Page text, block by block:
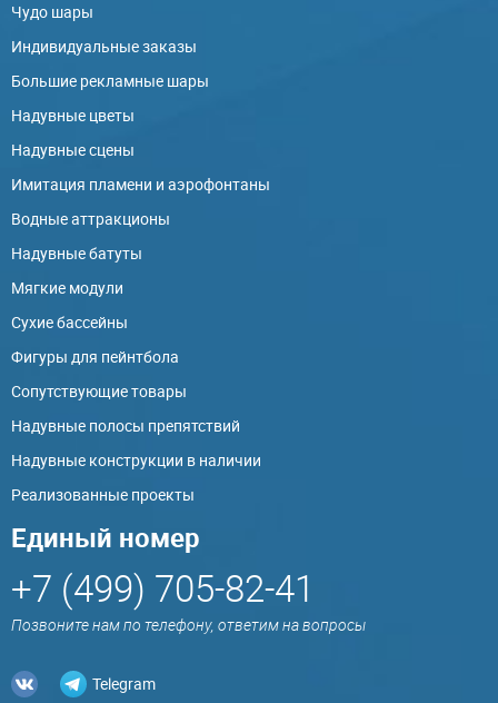
Чудо шары
Индивидуальные заказы
Большие рекламные шары
Надувные цветы
Надувные сцены
Имитация пламени и аэрофонтаны
Водные аттракционы
Надувные батуты
Мягкие модули
Сухие бассейны
Фигуры для пейнтбола
Сопутствующие товары
Надувные полосы препятствий
Надувные конструкции в наличии
Реализованные проекты
Единый номер
+7 (499) 705-82-41
Позвоните нам по телефону, ответим на вопросы
Telegram